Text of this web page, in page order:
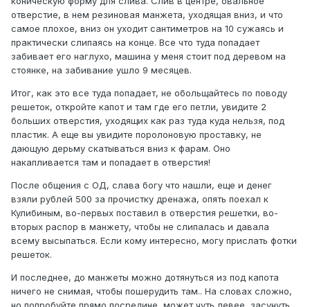
отверстие, в нем резиновая манжета, уходящая вниз, и что
самое плохое, вниз он уходит сантиметров на 10 сужаясь и
практически слипаясь на конце. Все что туда попадает
забивает его наглухо, машина у меня стоит под деревом на
стоянке, на забивание ушло 9 месяцев.
Итог, как это все туда попадает, не обольщайтесь по поводу
решеток, откройте капот и там где его петли, увидите 2
больших отверстия, уходящих как раз туда куда нельзя, под
пластик. А еще вы увидите поролоновую проставку, не
дающую дерьму скатываться вниз к фарам. Оно
накапливается там и попадает в отверстия!
После общения с ОД, слава богу что нашли, еще и денег
взяли рублей 500 за прочистку дренажа, опять поехал к
Кулибиным, во-первых поставил в отверстия решетки, во-
вторых распор в манжету, чтобы не слипалась и давала
всему высыпаться. Если кому интересно, могу прислать фотки
решеток.
И последнее, до манжеты можно дотянуться из под капота
ничего не снимая, чтобы пошерудить там.. На словах сложно,